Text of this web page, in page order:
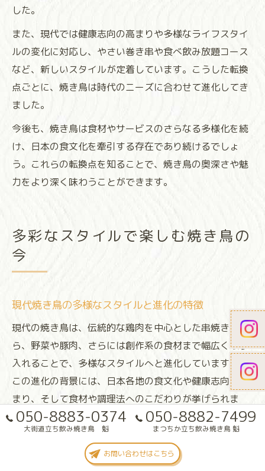
した。
また、現代では健康志向の高まりや多様なライフスタイ
ルの変化に対応し、やさい巻き串や食べ飲み放題コース
など、新しいスタイルが定着しています。こうした転換
点ごとに、焼き鳥は時代のニーズに合わせて進化してき
ました。
今後も、焼き鳥は食材やサービスのさらなる多様化を続
け、日本の食文化を牽引する存在であり続けるでしょ
う。これらの転換点を知ることで、焼き鳥の奥深さや魅
力をより深く味わうことができます。
多彩なスタイルで楽しむ焼き鳥の
今
現代焼き鳥の多様なスタイルと進化の特徴
現代の焼き鳥は、伝統的な鶏肉を中心とした串焼きか
ら、野菜や豚肉、さらには創作系の食材まで幅広く取り
入れることで、多様なスタイルへと進化しています。
この進化の背景には、日本各地の食文化や健康志向の高
まり、そして食材や調理法へのこだわりが挙げられま
す。
たとえば、やさい巻き串は色鮮やかな野菜を鶏肉や豚肉
で巻き、焼き鳥の新たな楽しみ方を提案しています。
050-8883-0374
大街道立ち飲み焼き鳥 魁
050-8882-7499
まつちか立ち飲み焼き鳥 魁
お問い合わせはこちら